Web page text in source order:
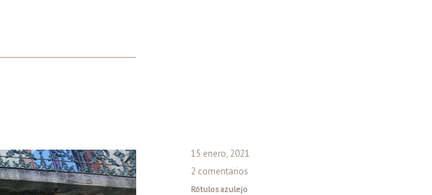
15 enero, 2021
2 comentarios
Rótulos azulejo